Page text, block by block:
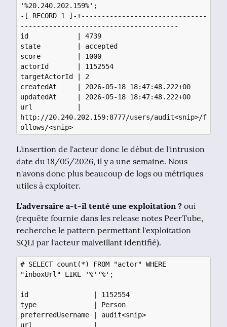
'%20.240.202.159%';
-[ RECORD 1 ]-+-------------------------------
---------------------------------------
id            | 4739
state         | accepted
score         | 1000
actorId       | 1152554
targetActorId | 2
createdAt     | 2026-05-18 18:47:48.222+00
updatedAt     | 2026-05-18 18:47:48.222+00
url           |
http://20.240.202.159:8777/users/audit<snip>/f
ollows/<snip>
L'insertion de l'acteur donc le début de l'intrusion
date du 18/05/2026, il y a une semaine. Nous
n'avons donc plus beaucoup de logs ou métriques
utiles à exploiter.
L'adversaire a-t-il tenté une exploitation ? oui
(requête fournie dans les release notes PeerTube,
recherche le pattern permettant l'exploitation
SQLi par l'acteur malveillant identifié).
# SELECT count(*) FROM "actor" WHERE
"inboxUrl" LIKE '%''%';
id                | 1152554
type              | Person
preferredUsername | audit<snip>
url               |